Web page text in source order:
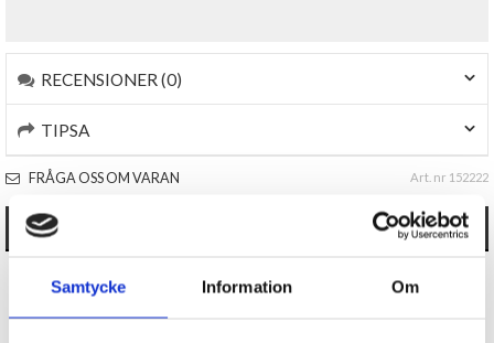
Samtycke Information Om
RECENSIONER (0)
TIPSA
FRÅGA OSS OM VARAN Art. nr 152222